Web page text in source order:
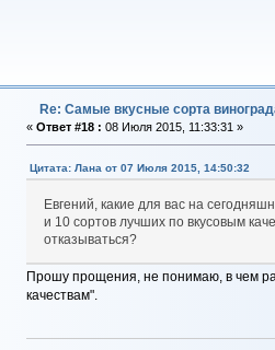
Re: Самые вкусные сорта
« Ответ #18 : 08 Июля 2015, 11:33:31 »
Цитата: Лана от 07 Июля 2015, 14:50:32
Евгений, какие для вас на
и 10 сортов лучших по вкусовым
отказываться?
Прошу прощения, не понимаю, в чем
качествам".